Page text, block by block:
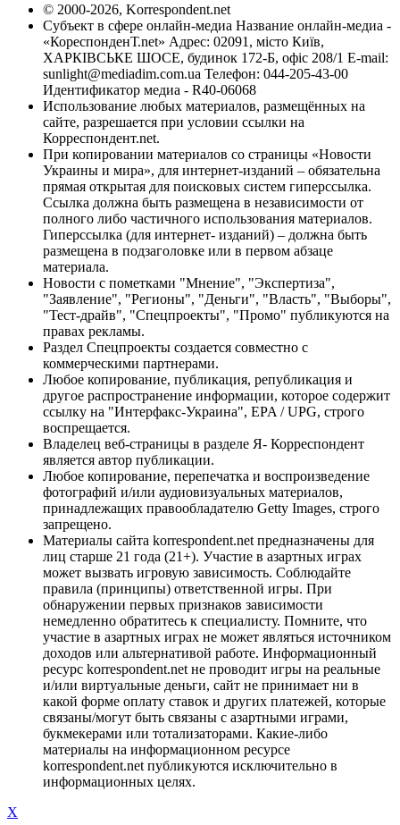
© 2000-2026, Korrespondent.net
Субъект в сфере онлайн-медиа Название онлайн-медиа -
«КореспонденТ.net» Адрес: 02091, місто Київ,
ХАРКІВСЬКЕ ШОСЕ, будинок 172-Б, офіс 208/1 E-mail:
sunlight@mediadim.com.ua Телефон: 044-205-43-00
Идентификатор медиа - R40-06068
Использование любых материалов, размещённых на
сайте, разрешается при условии ссылки на
Корреспондент.net.
При копировании материалов со страницы «Новости
Украины и мира», для интернет-изданий – обязательна
прямая открытая для поисковых систем гиперссылка.
Ссылка должна быть размещена в независимости от
полного либо частичного использования материалов.
Гиперссылка (для интернет- изданий) – должна быть
размещена в подзаголовке или в первом абзаце
материала.
Новости с пометками "Мнение", "Экспертиза",
"Заявление", "Регионы", "Деньги", "Власть", "Выборы",
"Тест-драйв", "Спецпроекты", "Промо" публикуются на
правах рекламы.
Раздел Спецпроекты создается совместно с
коммерческими партнерами.
Любое копирование, публикация, републикация и
другое распространение информации, которое содержит
ссылку на "Интерфакс-Украина", EPA / UPG, строго
воспрещается.
Владелец веб-страницы в разделе Я- Корреспондент
является автор публикации.
Любое копирование, перепечатка и воспроизведение
фотографий и/или аудиовизуальных материалов,
принадлежащих правообладателю Getty Images, строго
запрещено.
Материалы сайта korrespondent.net предназначены для
лиц старше 21 года (21+). Участие в азартных играх
может вызвать игровую зависимость. Соблюдайте
правила (принципы) ответственной игры. При
обнаружении первых признаков зависимости
немедленно обратитесь к специалисту. Помните, что
участие в азартных играх не может являться источником
доходов или альтернативой работе. Информационный
ресурс korrespondent.net не проводит игры на реальные
и/или виртуальные деньги, сайт не принимает ни в
какой форме оплату ставок и других платежей, которые
связаны/могут быть связаны с азартными играми,
букмекерами или тотализаторами. Какие-либо
материалы на информационном ресурсе
korrespondent.net публикуются исключительно в
информационных целях.
X